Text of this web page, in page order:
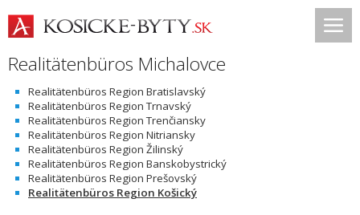
Realitätenbüros Michalovce
Realitätenbüros Region Bratislavský
Realitätenbüros Region Trnavský
Realitätenbüros Region Trenčiansky
Realitätenbüros Region Nitriansky
Realitätenbüros Region Žilinský
Realitätenbüros Region Banskobystrický
Realitätenbüros Region Prešovský
Realitätenbüros Region Košický